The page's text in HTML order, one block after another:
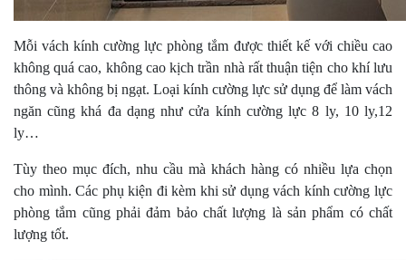
Mỗi vách kính cường lực phòng tắm được thiết kế với chiều cao
không quá cao, không cao kịch trần nhà rất thuận tiện cho khí lưu
thông và không bị ngạt. Loại kính cường lực sử dụng để làm vách
ngăn cũng khá đa dạng như cửa kính cường lực 8 ly, 10 ly,12
ly…
Tùy theo mục đích, nhu cầu mà khách hàng có nhiều lựa chọn
cho mình. Các phụ kiện đi kèm khi sử dụng vách kính cường lực
phòng tắm cũng phải đảm bảo chất lượng là sản phẩm có chất
lượng tốt.